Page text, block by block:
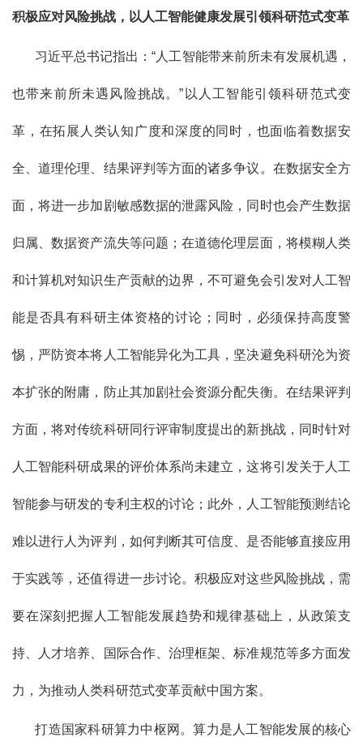
积极应对风险挑战，以人工智能健康发展引领科研范式变革
习近平总书记指出：“人工智能带来前所未有发展机遇，
也带来前所未遇风险挑战。”以人工智能引领科研范式变
革，在拓展人类认知广度和深度的同时，也面临着数据安
全、道理伦理、结果评判等方面的诸多争议。在数据安全方
面，将进一步加剧敏感数据的泄露风险，同时也会产生数据
归属、数据资产流失等问题；在道德伦理层面，将模糊人类
和计算机对知识生产贡献的边界，不可避免会引发对人工智
能是否具有科研主体资格的讨论；同时，必须保持高度警
惕，严防资本将人工智能异化为工具，坚决避免科研沦为资
本扩张的附庸，防止其加剧社会资源分配失衡。在结果评判
方面，将对传统科研同行评审制度提出的新挑战，同时针对
人工智能科研成果的评价体系尚未建立，这将引发关于人工
智能参与研发的专利主权的讨论；此外，人工智能预测结论
难以进行人为评判，如何判断其可信度、是否能够直接应用
于实践等，还值得进一步讨论。积极应对这些风险挑战，需
要在深刻把握人工智能发展趋势和规律基础上，从政策支
持、人才培养、国际合作、治理框架、标准规范等多方面发
力，为推动人类科研范式变革贡献中国方案。
打造国家科研算力中枢网。算力是人工智能发展的核心